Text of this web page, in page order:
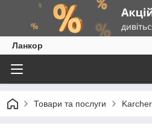
Ланкор
Товари та послуги Karcher